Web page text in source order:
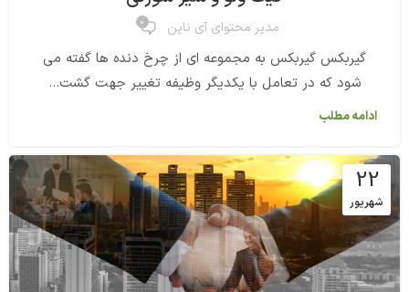
مدیر محتوای آی ناین 0
گیربکس گیربکس به مجموعه ای از چرخ دنده ها گفته می
شود که در تعامل با یکدیگر وظیفه تغییر جهت گشت...
ادامه مطلب
22
شهریور